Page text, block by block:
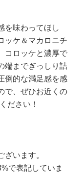
を味わってほし
ッケ＆マカロニチ
コロッケと濃厚で
端までぎっしり詰
倒的な満足感を感
で、ぜひお近くの
ださい！
います。
で表記していま